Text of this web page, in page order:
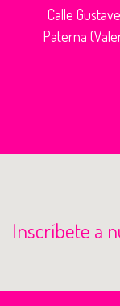
Calle
Paterna
Inscríbete a